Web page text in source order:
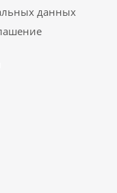
данных